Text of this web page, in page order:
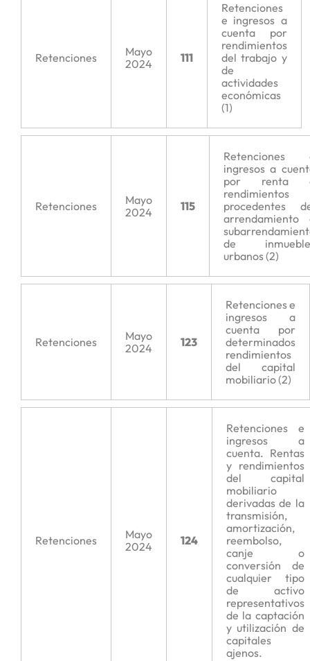
Retenciones
Mayo
2024
111
Retenciones
e ingresos a
cuenta por
rendimientos
del trabajo y
de
actividades
económicas
(1)
Retenciones
Mayo
2024
115
Retenciones
ingresos a
por renta
rendimientos
procedentes
arrendamiento
de
urbanos (2)
Retenciones
Mayo
2024
123
Retenciones e
ingresos a
cuenta por
determinados
rendimientos
del capital
mobiliario (2)
Retenciones
Mayo
2024
124
Retenciones e
ingresos a
cuenta. Rentas
y rendimientos
del capital
mobiliario
derivadas de la
transmisión,
amortización,
reembolso,
canje o
conversión de
cualquier tipo
de activo
representativos
de la captación
y utilización de
capitales
ajenos.